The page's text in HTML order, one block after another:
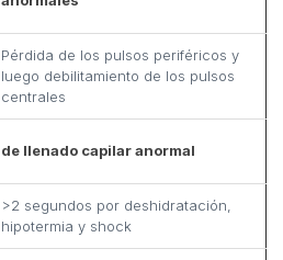
Pérdida de los pulsos periféricos y
luego debilitamiento de los pulsos
centrales
de llenado capilar anormal
>2 segundos por deshidratación,
hipotermia y shock